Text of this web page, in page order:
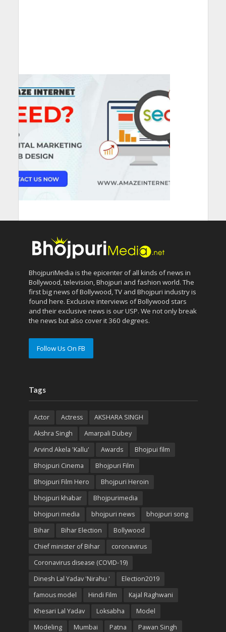
BhojpuriMedia is the epicenter of all kinds of news in
Bollywood, television, Bhojpuri and fashion world. The
first big news of Bollywood, TV and Bhojpuri industry is
found here. Exclusive interviews of Bollywood stars
and their exclusive news is our USP. We not only break
the news but also cover it 360 degrees.
Follow Us On FB
Tags
Actor Actress
AKSHARA SINGH
Akshra Singh
Amarpali Dubey
Arvind Akela 'Kallu'
Awards
Bhojpui film
Bhojpuri Cinema
Bhojpuri Film
Bhojpuri Film Hero
Bhojpuri Heroin
bhojpuri khabar
Bhojpurimedia
bhojpuri media
bhojpuri news
bhojpuri song
Bihar
Bihar Election
Bollywood
Chief minister of Bihar
coronavirus
Coronavirus disease (COVID-19)
Dinesh Lal Yadav 'Nirahu '
Election2019
famous model
Hindi Film
Kajal Raghwani
Khesari Lal Yadav
Loksabha
Model
Modeling
Mumbai Patna Pawan Singh